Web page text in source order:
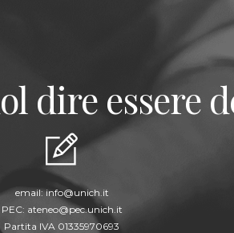
dire essere
email:info@unich.it
PEC: ateneo@pec.unich.it
Partita IVA 01335970693